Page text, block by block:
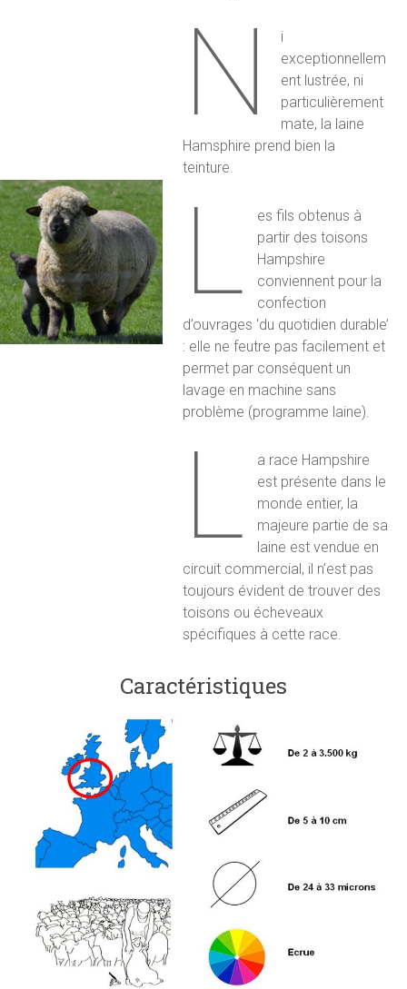
N
i
exceptionnellem
ent lustrée, ni
particulièrement
mate, la laine
Hamsphire prend bien la
teinture.
L
es fils obtenus à
partir des toisons
Hampshire
conviennent pour la
confection
d’ouvrages ‘du quotidien durable’
: elle ne feutre pas facilement et
permet par conséquent un
lavage en machine sans
problème (programme laine).
L
a race Hampshire
est présente dans le
monde entier, la
majeure partie de sa
laine est vendue en
circuit commercial, il n’est pas
toujours évident de trouver des
toisons ou écheveaux
spécifiques à cette race.
Caractéristiques